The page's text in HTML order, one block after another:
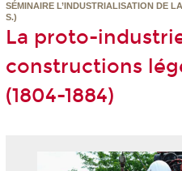
SÉMINAIRE L’INDUSTRIALISATION DE
S.)
La proto-
constructions
(1804-1884)